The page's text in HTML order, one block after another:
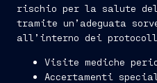
rischio per la salute
tramite un’adeguata
all’interno dei
Visite mediche
Accertamenti